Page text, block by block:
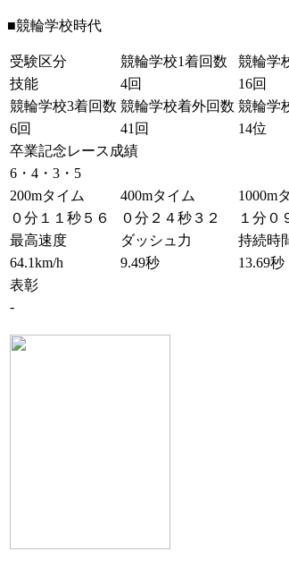
■競輪学校時代
受験区分 競輪学校1着回数
競輪学
技能
4回
16回
競輪学校3着回数 競輪学校着外回数 競輪学
6回
41回
14位
卒業記念レース成績
6・4・3・5
200mタイム
400mタイム
1000m
０分１１秒５６
０分２４秒３２
１分０
最高速度
ダッシュ力
持続時
64.1km/h
9.49秒
13.69秒
表彰
-